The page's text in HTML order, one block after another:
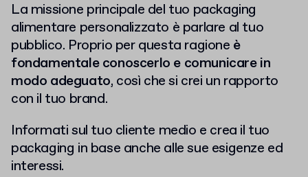
La missione principale del tuo packaging
alimentare personalizzato è parlare al tuo
pubblico. Proprio per questa ragione è
fondamentale conoscerlo e comunicare in
modo adeguato, così che si crei un rapporto
con il tuo brand.
Informati sul tuo cliente medio e crea il tuo
packaging in base anche alle sue esigenze ed
interessi.